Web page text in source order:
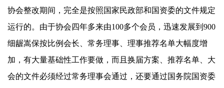
协会整改期间，完全是按照国家民政部和国资委的文件规定
运行的。由于协会四年多来由100多个会员，迅速发展到 900
细龌嵩保按比例会长、常务理事、理事推荐名单大幅度增
加，有大量基础性工作要做，而且换届方案、推荐名单、大
会的文件必须经过常务理事会通过，还要通过国务院国资委